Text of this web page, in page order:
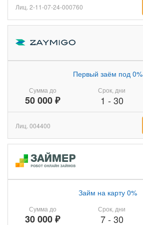
Лиц. 2-11-07-24-000760
Сумма до
50 000 ₽
Первый заём под 0%
Срок, дни
1 - 30
Лиц. 004400
Сумма до
30 000 ₽
Займ на карту 0%
Срок, дни
7- 30